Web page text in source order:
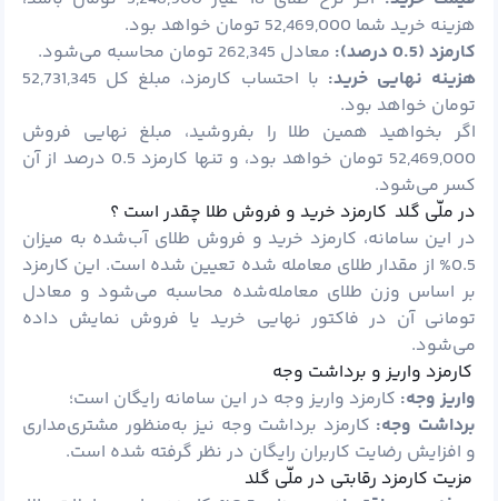
هزینه خرید شما 52,469,000 تومان خواهد بود.
کارمزد (0.5 درصد):
معادل 262,345 تومان محاسبه می‌شود.
هزینه نهایی خرید:
با احتساب کارمزد، مبلغ کل 52,731,345
تومان خواهد بود.
اگر بخواهید همین طلا را بفروشید، مبلغ نهایی فروش
52,469,000 تومان خواهد بود، و تنها کارمزد 0.5 درصد از آن
کسر می‌شود.
در ملّی گلد کارمزد خرید و فروش طلا چقدر است ؟
در این سامانه، کارمزد خرید و فروش طلای آب‌شده به میزان
0.5% از مقدار طلای معامله شده تعیین شده است. این کارمزد
بر اساس وزن طلای معامله‌شده محاسبه می‌شود و معادل
تومانی آن در فاکتور نهایی خرید یا فروش نمایش داده
می‌شود.
کارمزد واریز و برداشت وجه
واریز وجه: کارمزد واریز وجه در این سامانه رایگان است؛
برداشت وجه: کارمزد برداشت وجه نیز به‌منظور مشتری‌مداری
و افزایش رضایت کاربران رایگان در نظر گرفته شده است.
مزیت کارمزد رقابتی در ملّی گلد